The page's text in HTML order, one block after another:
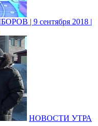
| 9 сентября 2018 |
НОВОСТИ УТРА